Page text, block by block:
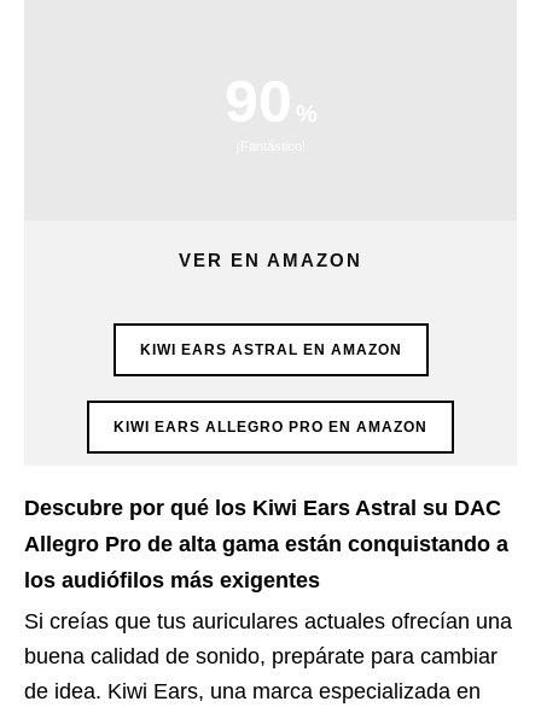
VER EN AMAZON
KIWI EARS ASTRAL EN AMAZON
KIWI EARS ALLEGRO PRO EN AMAZON
Descubre por qué los Kiwi Ears Astral su DAC
Allegro Pro de alta gama están conquistando a
los audiófilos más exigentes
Si creías que tus auriculares actuales ofrecían una
buena calidad de sonido, prepárate para cambiar
de idea. Kiwi Ears, una marca especializada en